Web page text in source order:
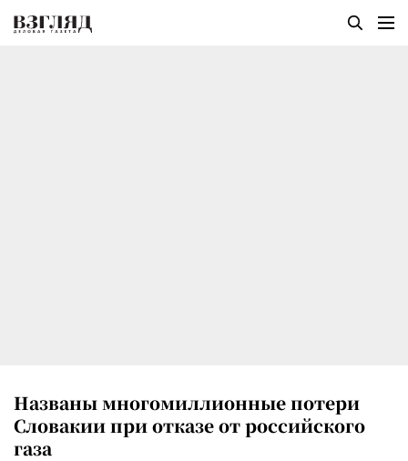
Названы многомиллионные потери
Словакии при отказе от российского
газа